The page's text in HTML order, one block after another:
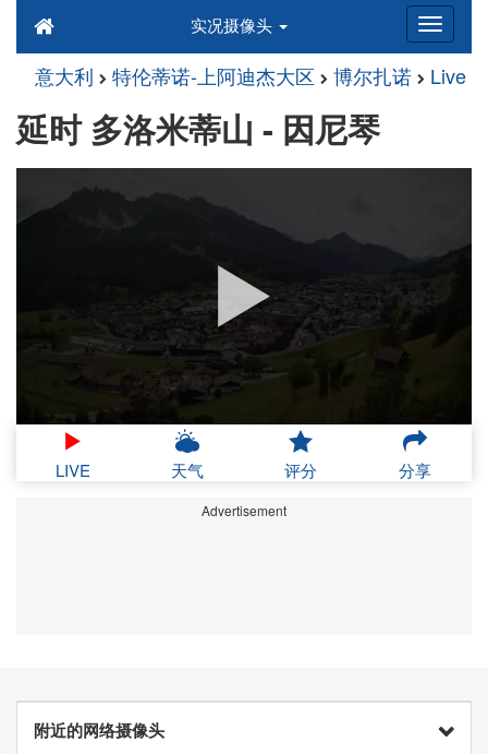
实况摄像头
意大利 特伦蒂诺-上阿迪杰大区 博尔扎诺 Live
延时 多洛米蒂山 - 因尼琴
LIVE 天气 评分 分享
Advertisement
附近的网络摄像头